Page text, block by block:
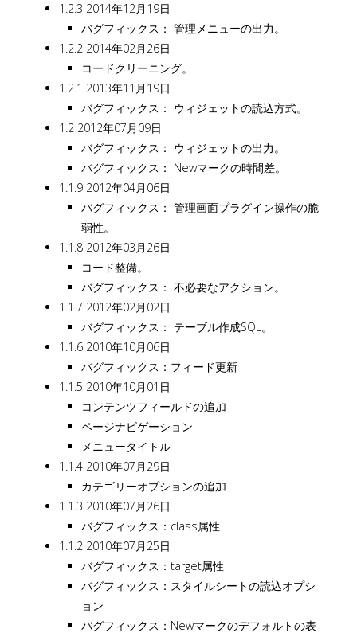
1.2.3 2014年12月19日
バグフィックス： 管理メニューの出力。
1.2.2 2014年02月26日
コードクリーニング。
1.2.1 2013年11月19日
バグフィックス： ウィジェットの読込方式。
1.2 2012年07月09日
バグフィックス： ウィジェットの出力。
バグフィックス： Newマークの時間差。
1.1.9 2012年04月06日
バグフィックス： 管理画面プラグイン操作の脆
弱性。
1.1.8 2012年03月26日
コード整備。
バグフィックス： 不必要なアクション。
1.1.7 2012年02月02日
バグフィックス： テーブル作成SQL。
1.1.6 2010年10月06日
バグフィックス：フィード更新
1.1.5 2010年10月01日
コンテンツフィールドの追加
ページナビゲーション
メニュータイトル
1.1.4 2010年07月29日
カテゴリーオプションの追加
1.1.3 2010年07月26日
バグフィックス：class属性
1.1.2 2010年07月25日
バグフィックス：target属性
バグフィックス：スタイルシートの読込オプシ
ョン
バグフィックス：Newマークのデフォルトの表